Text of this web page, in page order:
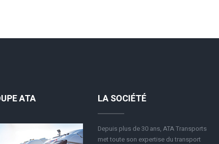
ATA LA SOCIÉTÉ
Depuis plus de 30 ans, ATA Transports
met toute son expertise du transport